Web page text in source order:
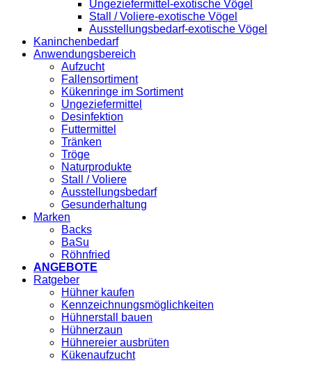
Ungeziefermittel-exotische Vögel
Stall / Voliere-exotische Vögel
Ausstellungsbedarf-exotische Vögel
Kaninchenbedarf
Anwendungsbereich
Aufzucht
Fallensortiment
Kükenringe im Sortiment
Ungeziefermittel
Desinfektion
Futtermittel
Tränken
Tröge
Naturprodukte
Stall / Voliere
Ausstellungsbedarf
Gesunderhaltung
Marken
Backs
BaSu
Röhnfried
ANGEBOTE
Ratgeber
Hühner kaufen
Kennzeichnungsmöglichkeiten
Hühnerstall bauen
Hühnerzaun
Hühnereier ausbrüten
Kükenaufzucht